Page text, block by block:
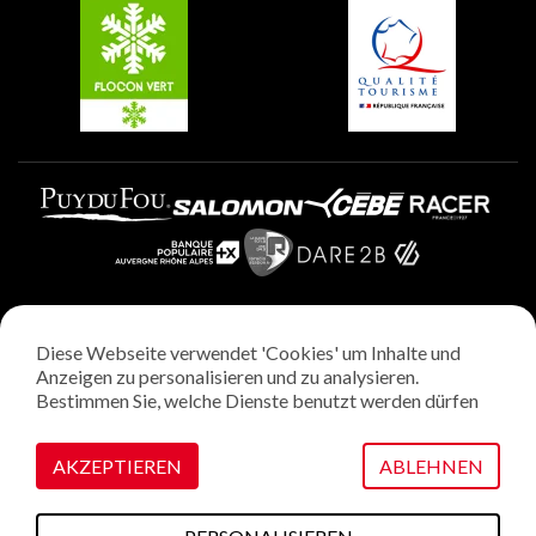
Plagne Villages
Plagne Aime 2000
Rechtliche Hinweise
Datenschutzrichtlinie
Verwaltung von Cookies
Diese Webseite verwendet 'Cookies' um Inhalte und
Anzeigen zu personalisieren und zu analysieren.
Bestimmen Sie, welche Dienste benutzt werden dürfen
AKZEPTIEREN ABLEHNEN